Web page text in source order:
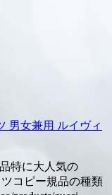
男女兼用 ルイヴィ
特に大人気の
コピー規品の種類